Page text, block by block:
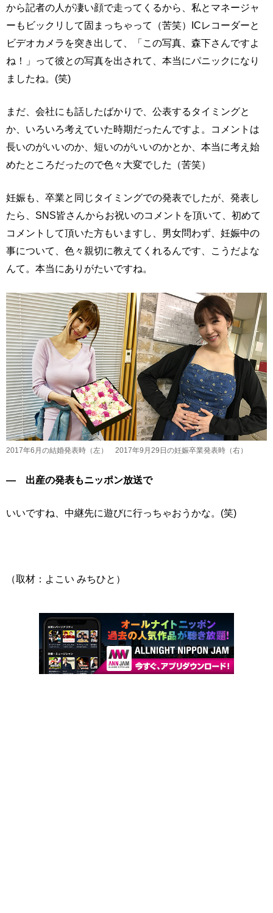
から記者の人が凄い顔で走ってくるから、私とマネージャ
ーもビックリして固まっちゃって（苦笑）ICレコーダーと
ビデオカメラを突き出して、「この写真、森下さんですよ
ね！」って彼との写真を出されて、本当にパニックになり
ましたね。(笑)
まだ、会社にも話したばかりで、公表するタイミングと
か、いろいろ考えていた時期だったんですよ。コメントは
長いのがいいのか、短いのがいいのかとか、本当に考え始
めたところだったので色々大変でした（苦笑）
妊娠も、卒業と同じタイミングでの発表でしたが、発表し
たら、SNS皆さんからお祝いのコメントを頂いて、初めて
コメントして頂いた方もいますし、男女問わず、妊娠中の
事について、色々親切に教えてくれるんです、こうだよな
んて。本当にありがたいですね。
2017年6月の結婚発表時（左） 2017年9月29日の妊娠卒業発表時（右）
― 出産の発表もニッポン放送で
いいですね、中継先に遊びに行っちゃおうかな。(笑)
（取材：よこい みちひと）